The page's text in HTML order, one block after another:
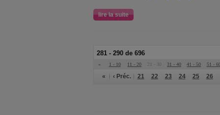
lire la suite
281 - 290 de 696
« 1 - 10 11 - 20 21 - 30 31 - 40 41 - 50 51 -
« ‹ Préc. 21 22 23 24 25 26